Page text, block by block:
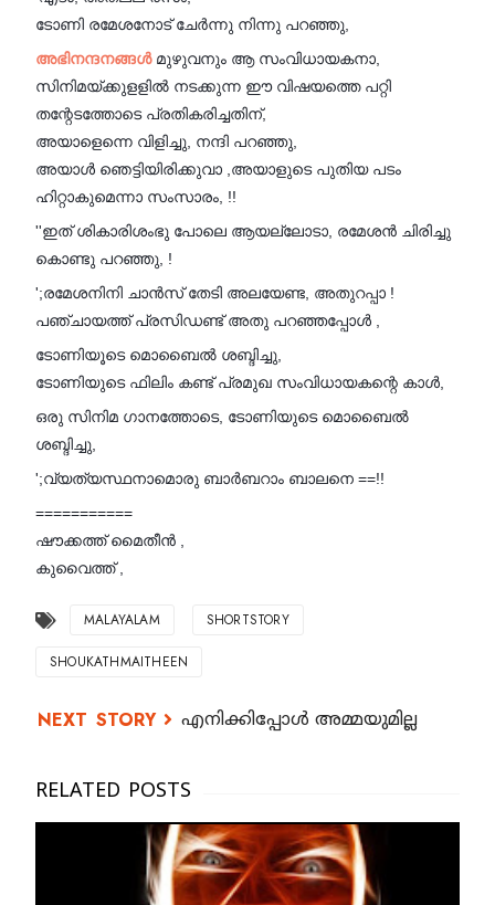
ടോണി രമേശനോട് ചേർന്നു നിന്നു പറഞ്ഞു,
അഭിനന്ദനങ്ങൾമുഴുവനും ആ സംവിധായകനാ,
സിനിമയ്ക്കുളളിൽ നടക്കുന്ന ഈ വിഷയത്തെ പറ്റി
തന്റേടത്തോടെ പ്രതികരിച്ചതിന്,
അയാളെന്നെ വിളിച്ചു, നന്ദി പറഞ്ഞു,
അയാൾ ഞെട്ടിയിരിക്കുവാ ,അയാളുടെ പുതിയ പടം
ഹിറ്റാകുമെന്നാ സംസാരം, !!
''ഇത് ശികാരിശംഭു പോലെ ആയല്ലോടാ, രമേശൻ ചിരിച്ചു
കൊണ്ടു പറഞ്ഞു, !
';രമേശനിനി ചാൻസ് തേടി അലയേണ്ട, അതുറപ്പാ !
പഞ്ചായത്ത് പ്രസിഡണ്ട് അതു പറഞ്ഞപ്പോൾ ,
ടോണിയൂടെ മൊബൈൽ ശബ്ദിച്ചു,
ടോണിയുടെ ഫിലിം കണ്ട് പ്രമുഖ സംവിധായകന്റെ കാൾ,
ഒരു സിനിമ ഗാനത്തോടെ, ടോണിയുടെ മൊബൈൽ
ശബ്ദിച്ചു,
';വ്യത്യസ്ഥനാമൊരു ബാർബറാം ബാലനെ ==!!
===========
ഷൗക്കത്ത് മൈതീൻ ,
കുവൈത്ത് ,
MALAYALAM SHORTSTORY
SHOUKATHMAITHEEN
എനിക്കിപ്പോൾ അമ്മയുമില്ല